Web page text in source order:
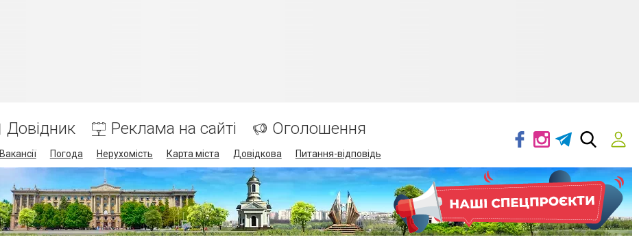
Довідник Реклама на сайті Оголошення
Вакансії Погода Нерухомість Карта міста Довідкова Питання-відповідь